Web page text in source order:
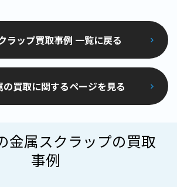
ラップ買取事例 一覧に戻る
の買取に関するページを見る
金属スクラップの買取
事例